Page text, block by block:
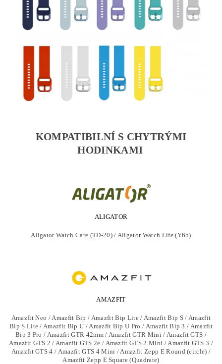
KOMPATIBILNÍ S CHYTRÝMI
HODINKAMI
ALIGATOR
Aligator Watch Care (TD-20) / Aligator Watch Life (Y65)
AMAZFIT
Amazfit Neo / Amazfit Bip / Amazfit Bip Lite / Amazfit Bip S / Amazfit
Bip S Lite / Amazfit Bip U / Amazfit Bip U Pro / Amazfit Bip 3 / Amazfit
Bip 3 Pro / Amazfit GTR 42mm / Amazfit GTR Mini / Amazfit GTS /
Amazfit GTS 2 / Amazfit GTS 2e / Amazfit GTS 2 Mini / Amazfit GTS 3 /
Amazfit GTS 4 / Amazfit GTS 4 Mini / Amazfit Zepp E Round (circle) /
Amazfit Zepp E Square (Quadrate)